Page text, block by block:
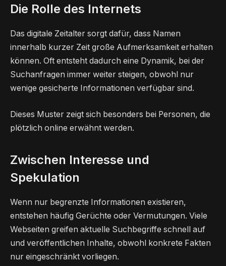
Die Rolle des Internets
Das digitale Zeitalter sorgt dafür, dass Namen
innerhalb kurzer Zeit große Aufmerksamkeit erhalten
können. Oft entsteht dadurch eine Dynamik, bei der
Suchanfragen immer weiter steigen, obwohl nur
wenige gesicherte Informationen verfügbar sind.
Dieses Muster zeigt sich besonders bei Personen, die
plötzlich online erwähnt werden.
Zwischen Interesse und
Spekulation
Wenn nur begrenzte Informationen existieren,
entstehen häufig Gerüchte oder Vermutungen. Viele
Webseiten greifen aktuelle Suchbegriffe schnell auf
und veröffentlichen Inhalte, obwohl konkrete Fakten
nur eingeschränkt vorliegen.